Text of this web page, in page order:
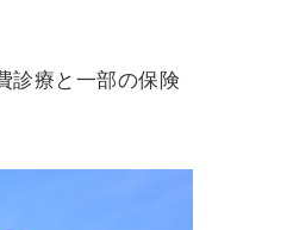
診療と一部の保険